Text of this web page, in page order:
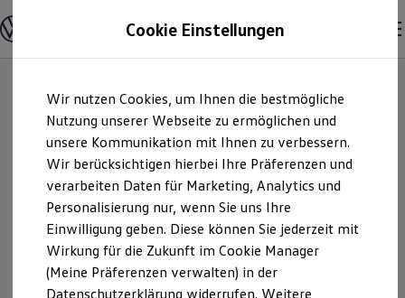
Hauptinhalt
springen
Footer
springen
Modelle und Konfigurator
Konfigurator
Modelle vergleichen
Elektroautos
ENERGY Sondermodelle
Nutzfahrzeuge
SUV und CUV
Familienautos
Kombis
Kompaktwagen
Sportwagen
Schnell verfügbare Fahrzeuge
Angebote und Produkte
Aktuelle Angebote
E-Auto-Förderung
Autohaus Becher
GmbH | Impressum
& Rechtliches
Cookie Einstellungen
Wir nutzen Cookies, um Ihnen die bestmögliche
Nutzung unserer Webseite zu ermöglichen und
unsere Kommunikation mit Ihnen zu verbessern.
Wir berücksichtigen hierbei Ihre Präferenzen und
verarbeiten Daten für Marketing, Analytics und
Personalisierung nur, wenn Sie uns Ihre
Einwilligung geben. Diese können Sie jederzeit mit
Wirkung für die Zukunft im Cookie Manager
(Meine Präferenzen verwalten) in der
Datenschutzerklärung widerrufen. Weitere